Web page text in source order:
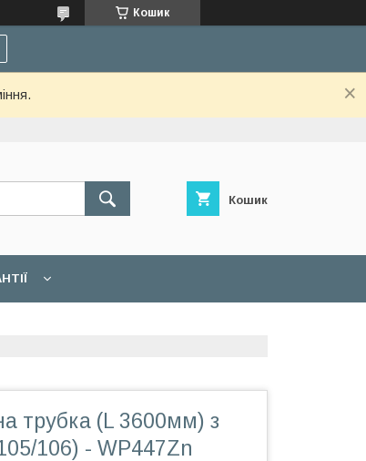
Кошик
Кошик
трубка (L 3600мм) з
106) - WP447Zn